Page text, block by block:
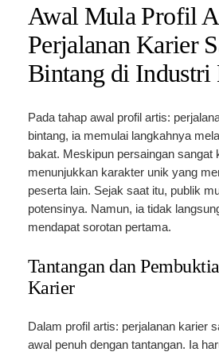
Awal Mula Profil
Perjalanan Karier
Bintang di Industri
Pada tahap awal profil artis:
bintang, ia memulai langkahnya
bakat. Meskipun persaingan sangat
menunjukkan karakter unik yang
peserta lain. Sejak saat itu, publik
potensinya. Namun, ia tidak
mendapat sorotan pertama.
Tantangan dan
Karier
Dalam profil artis: perjalanan karier
awal penuh dengan tantangan. Ia